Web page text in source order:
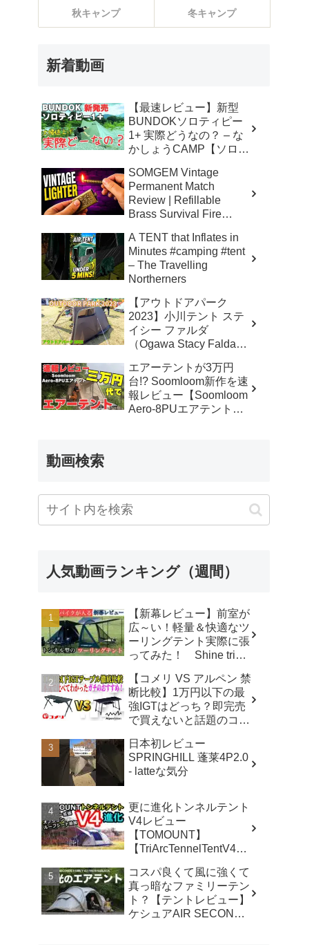
秋キャンプ 冬キャンプ
新着動画
【最速レビュー】新型
BUNDOKソロティピー
1+ 実際どうなの？ – な
かしょうCAMP【ソロキ
ン】
SOMGEM Vintage
Permanent Match
Review | Refillable
Brass Survival Fire
Honest Reviews
A TENT that Inflates in
Minutes #camping #tent
– The Travelling
Northerners
【アウトドアパーク
2023】小川テント ステ
イシー ファルダ
（Ogawa Stacy Falda）
akoakoa
エアーテントが3万円
台!? Soomloom新作を速
報レビュー【Soomloom
Aero-8PUエアテント】
動画検索
人気動画ランキング（週間）
【新幕レビュー】前室が
広～い！軽量＆快適なツ
ーリングテント実際に張
ってみた！ Shine trip
な気分
【コメリ VS アルペン 禁
断比較】1万円以下の最
強IGTはどっち？即完売
で買えないと話題のコメ
ー！【アウトドアシステ
ムテーブル VS アルミユ
ニットテーブル】 - ヤミ
日本初レビュー
SPRINGHILL 蓬莱4P2.0
- latteな気分
更に進化トンネルテント
V4レビュー
【TOMOUNT】
【TriArcTennelTentV4】
カ】
コスパ良くて風に強くて
真っ暗なファミリーテン
ト？【テントレビュー】
ケシュアAIR SECONDS